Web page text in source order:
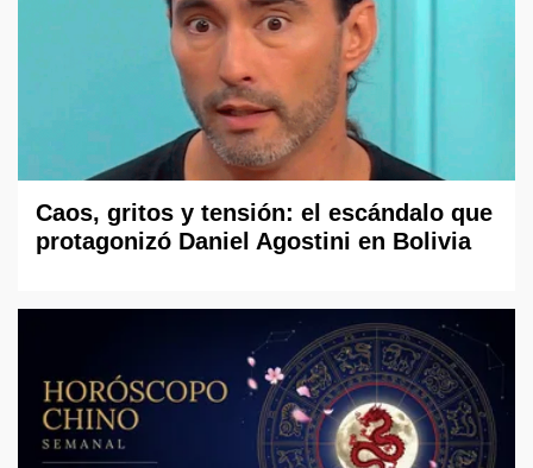
Caos, gritos y tensión: el escándalo que
protagonizó Daniel Agostini en Bolivia